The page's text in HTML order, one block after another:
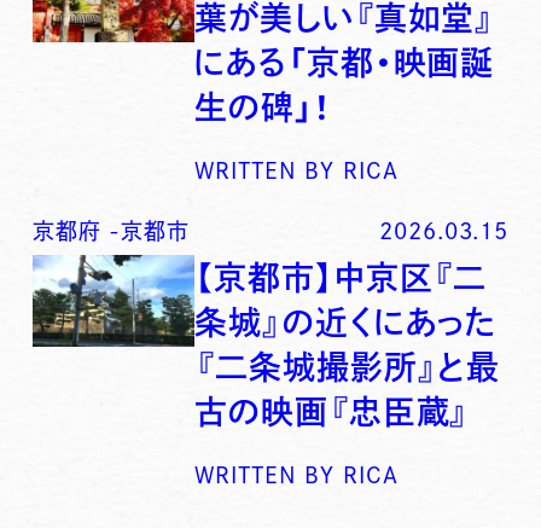
葉が美しい『真如堂』
にある「京都・映画誕
生の碑」！
WRITTEN BY RICA
京都府 -京都市 2026.03.15
【京都市】中京区『二
条城』の近くにあった
『二条城撮影所』と最
古の映画『忠臣蔵』
WRITTEN BY RICA